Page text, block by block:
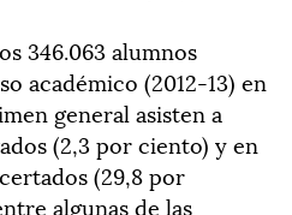
346.063 alumnos
académico (2012-13) en
general asisten a
(2,3 por ciento) y en
(29,8 por
algunas de las